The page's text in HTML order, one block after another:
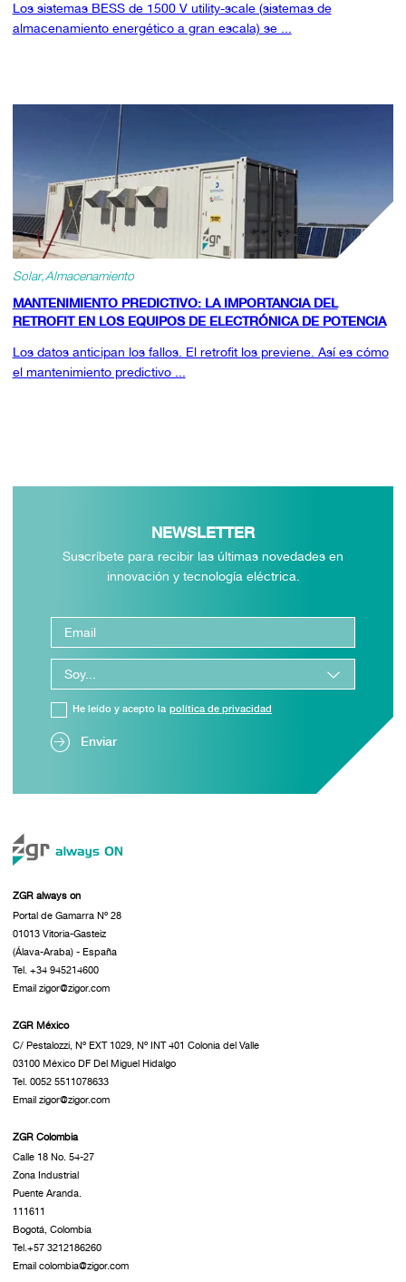
Los sistemas BESS de 1500 V utility-scale (sistemas de
almacenamiento energético a gran escala) se ...
Solar Almacenamiento
MANTENIMIENTO PREDICTIVO: LA IMPORTANCIA DEL
RETROFIT EN LOS EQUIPOS DE ELECTRÓNICA DE POTENCIA
Los datos anticipan los fallos. El retrofit los previene. Así es cómo
el mantenimiento predictivo ...
NEWSLETTER
Suscríbete para recibir las últimas novedades en
innovación y tecnología eléctrica.
Enviar
He leído y acepto la política de privacidad
ZGR always on
Portal de Gamarra Nº 28
01013 Vitoria-Gasteiz
(Álava-Araba) - España
Tel. +34 945214600
Email zigor@zigor.com
ZGR México
C/ Pestalozzi, Nº EXT 1029, Nº INT 401 Colonia del Valle
03100 México DF Del Miguel Hidalgo
Tel. 0052 5511078633
Email zigor@zigor.com
ZGR Colombia
Calle 18 No. 54-27
Zona Industrial
Puente Aranda.
111611
Bogotá, Colombia
Tel.+57 3212186260
Email colombia@zigor.com